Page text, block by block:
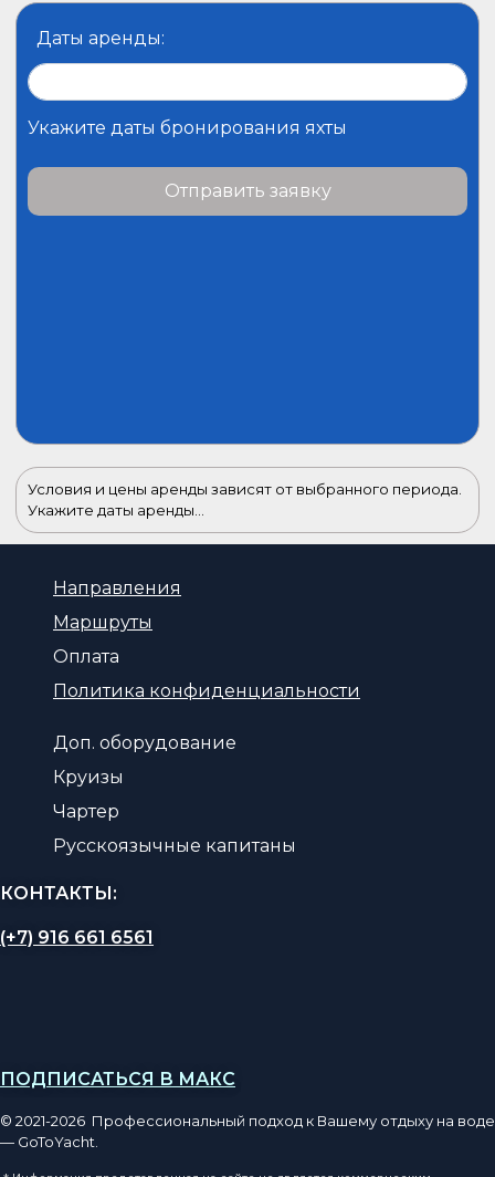
Даты аренды:
Укажите даты бронирования яхты
Отправить заявку
Условия и цены аренды зависят от выбранного периода.
Укажите даты аренды...
Направления
Маршруты
Оплата
Политика конфиденциальности
Доп. оборудование
Круизы
Чартер
Русскоязычные капитаны
КОНТАКТЫ:
(+7) 916 661 6561
ПОДПИСАТЬСЯ В МАКС
© 2021-2026 Профессиональный подход к Вашему отдыху на воде
— GoToYacht.